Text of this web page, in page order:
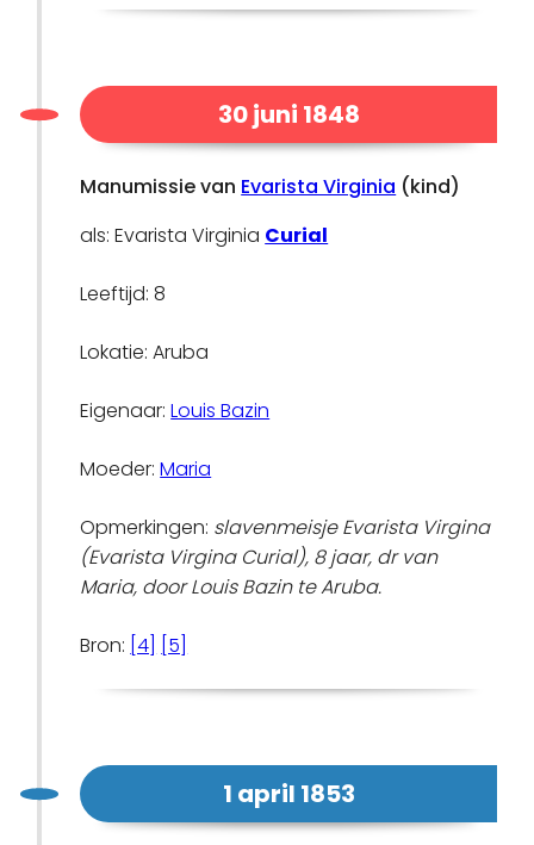
30 juni 1848
Manumissie van Evarista Virginia (kind)
als: Evarista Virginia Curial
Leeftijd: 8
Lokatie: Aruba
Eigenaar:Louis Bazin
Moeder:Maria
Opmerkingen: slavenmeisje Evarista Virgina
(Evarista Virgina Curial), 8 jaar, dr van
Maria, door Louis Bazin te Aruba.
Bron: [4] [5]
1 april 1853